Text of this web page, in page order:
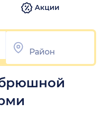
Акции